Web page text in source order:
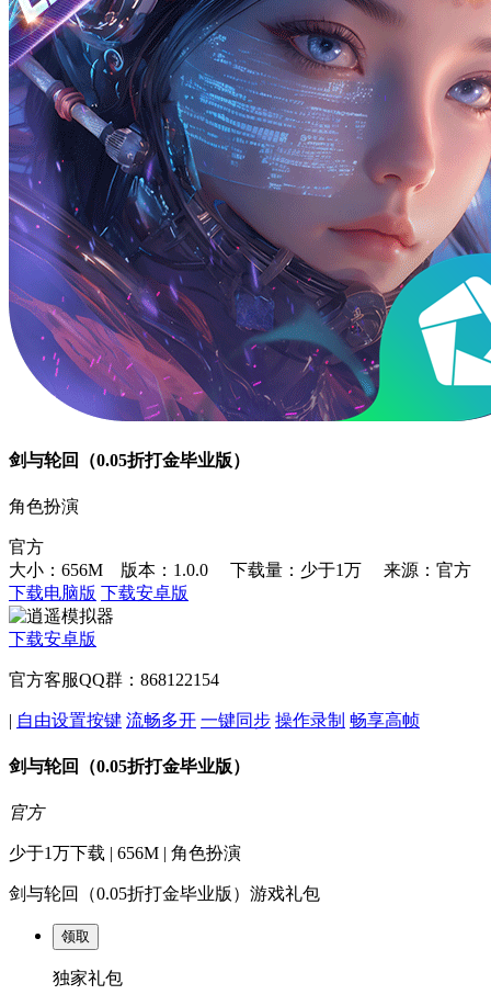
剑与轮回（0.05折打金毕业版）
角色扮演
官方
大小：656M 版本：1.0.0
下载量：少于1万
来源：官方
下载电脑版 下载安卓版
下载安卓版
官方客服QQ群：868122154
| 自由设置按键 流畅多开 一键同步 操作录制 畅享高帧
剑与轮回（0.05折打金毕业版）
官方
少于1万下载 | 656M | 角色扮演
剑与轮回（0.05折打金毕业版）游戏礼包
领取
独家礼包